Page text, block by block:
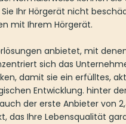
Ihr Hörgerät nicht
mit Ihrem Hörgerät.
anbietet, mit
sich das
damit sie ein erfülltes,
Entwicklung. hinter
der erste Anbieter von
das Ihre Lebensqualität